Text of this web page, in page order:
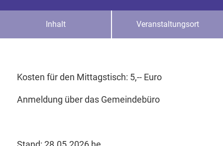
Inhalt Veranstaltungsort
Kosten für den Mittagstisch: 5,-- Euro
Anmeldung über das Gemeindebüro